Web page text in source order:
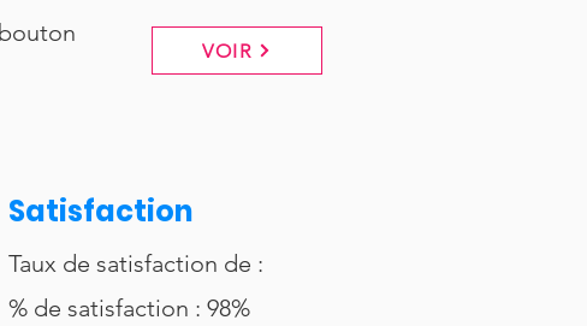
VOIR
Satisfaction
Taux de satisfaction de :
% de satisfaction : 98%